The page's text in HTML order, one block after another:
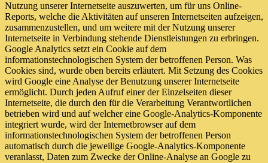
Nutzung unserer Internetseite auszuwerten, um für uns Online-
Reports, welche die Aktivitäten auf unseren Internetseiten aufzeigen,
zusammenzustellen, und um weitere mit der Nutzung unserer
Internetseite in Verbindung stehende Dienstleistungen zu erbringen.
Google Analytics setzt ein Cookie auf dem
informationstechnologischen System der betroffenen Person. Was
Cookies sind, wurde oben bereits erläutert. Mit Setzung des Cookies
wird Google eine Analyse der Benutzung unserer Internetseite
ermöglicht. Durch jeden Aufruf einer der Einzelseiten dieser
Internetseite, die durch den für die Verarbeitung Verantwortlichen
betrieben wird und auf welcher eine Google-Analytics-Komponente
integriert wurde, wird der Internetbrowser auf dem
informationstechnologischen System der betroffenen Person
automatisch durch die jeweilige Google-Analytics-Komponente
veranlasst, Daten zum Zwecke der Online-Analyse an Google zu